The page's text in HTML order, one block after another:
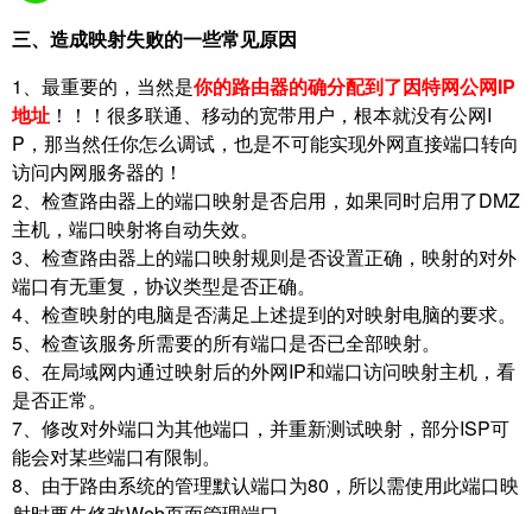
三、造成映射失败的一些常见原因
1、最重要的，当然是你的路由器的确分配到了因特网公网IP
地址 ！！！很多联通、移动的宽带用户，根本就没有公网I
P，那当然任你怎么调试，也是不可能实现外网直接端口转向
访问内网服务器的！
2、检查路由器上的端口映射是否启用，如果同时启用了DMZ
主机，端口映射将自动失效。
3、检查路由器上的端口映射规则是否设置正确，映射的对外
端口有无重复，协议类型是否正确。
4、检查映射的电脑是否满足上述提到的对映射电脑的要求。
5、检查该服务所需要的所有端口是否已全部映射。
6、在局域网内通过映射后的外网IP和端口访问映射主机，看
是否正常。
7、修改对外端口为其他端口，并重新测试映射，部分ISP可
能会对某些端口有限制。
8、由于路由系统的管理默认端口为80，所以需使用此端口映